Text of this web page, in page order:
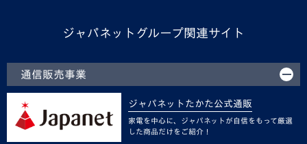
ジャパネットグループ関連サイト
通信販売事業
ジャパネットたかた公式通販
家電を中心に、ジャパネットが自信をもって厳選
した商品だけをご紹介！